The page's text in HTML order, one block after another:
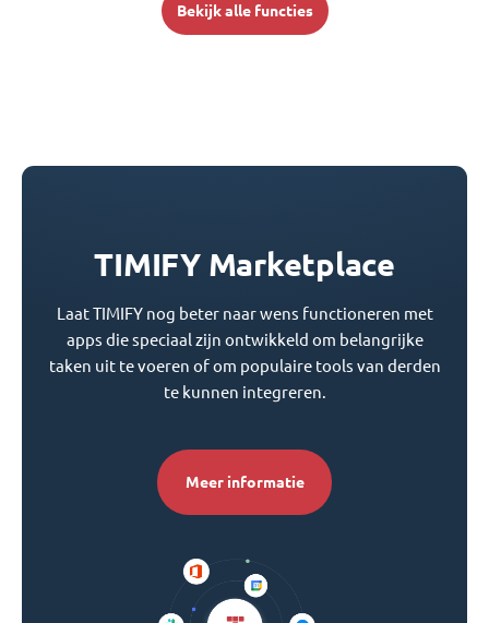
Bekijk alle functies
TIMIFY Marketplace
Laat TIMIFY nog beter naar wens functioneren met
apps die speciaal zijn ontwikkeld om belangrijke
taken uit te voeren of om populaire tools van derden
te kunnen integreren.
Meer informatie